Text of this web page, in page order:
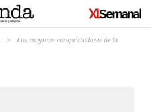
>
Los mayores conquistadores de la